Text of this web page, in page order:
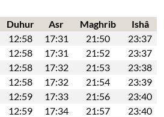
Duhur Asr Maghrib
Ishâ
12:58 17:31 21:50
23:37
12:58 17:31 21:52
23:37
12:58 17:32 21:53
23:38
12:58 17:32 21:54
23:39
12:59 17:33 21:56
23:40
12:59 17:34 21:57
23:40